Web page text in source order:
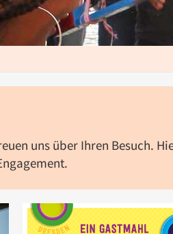
uns über Ihren Besuch.